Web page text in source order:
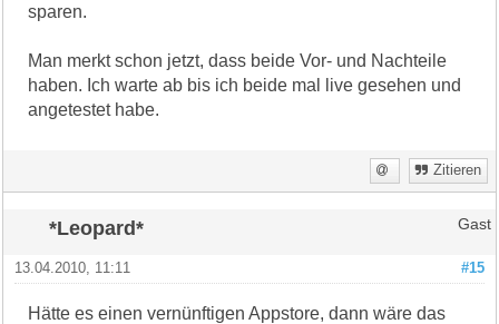
sparen.
Man merkt schon jetzt, dass beide Vor- und Nachteile
haben. Ich warte ab bis ich beide mal live gesehen und
angetestet habe.
Zitieren
*Leopard* Gast
#15
13.04.2010, 11:11
Hätte es einen vernünftigen Appstore, dann wäre das